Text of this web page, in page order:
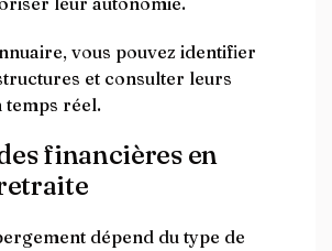
vous pouvez identifier
et consulter leurs
temps réel.
financières en
dépend du type de